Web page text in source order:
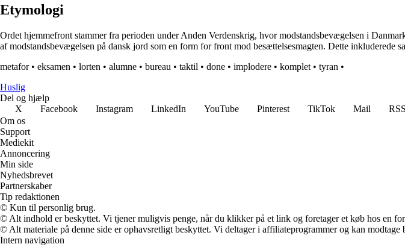
Etymologi
Ordet hjemmefront stammer fra perioden under Anden Verdenskrig, hvor modstandsbevægelsen i
af modstandsbevægelsen på dansk jord som en form for front mod besættelsesmagten. Dette inkluderede
metafor• eksamen • lorten • alumne • bureau • taktil • done • implodere • komplet • tyran •
Huslig
Del og hjælp
X
Facebook Instagram LinkedIn YouTube Pinterest TikTok Mail
RSS
Om os
Support
Mediekit
Annoncering
Min side
Nyhedsbrevet
Partnerskaber
Tip redaktionen
© Kun til personlig brug.
© Alt indhold er beskyttet. Vi tjener muligvis penge, når du klikker på et link og foretager et køb hos en
© Alt materiale på denne side er ophavsretligt beskyttet. Vi deltager i affiliateprogrammer og kan
Intern navigation